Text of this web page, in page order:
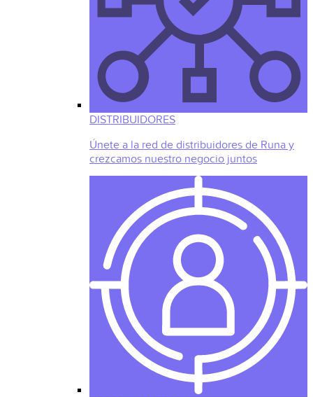
DISTRIBUIDORES
Únete a la red de distribuidores de Runa y
crezcamos nuestro negocio juntos